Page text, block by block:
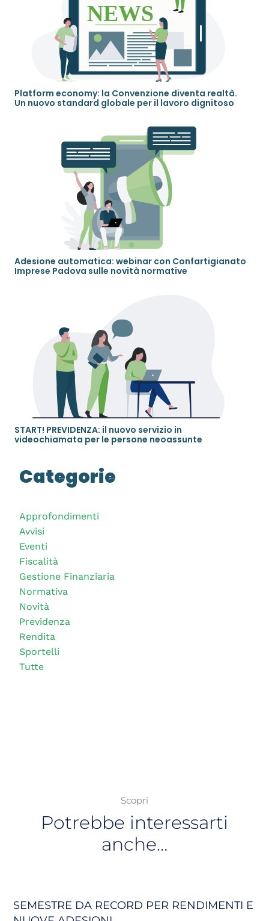
Platform economy: la Convenzione diventa realtà.
Un nuovo standard globale per il lavoro dignitoso
Adesione automatica: webinar con Confartigianato
Imprese Padova sulle novità normative
START! PREVIDENZA: il nuovo servizio in
videochiamata per le persone neoassunte
Categorie
Approfondimenti
Avvisi
Eventi
Fiscalità
Gestione Finanziaria
Normativa
Novità
Previdenza
Rendita
Sportelli
Tutte
Scopri
Potrebbe interessarti
anche…
SEMESTRE DA RECORD PER RENDIMENTI E